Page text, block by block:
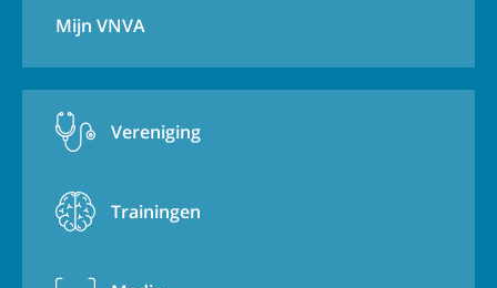
Mijn VNVA
Vereniging
Trainingen